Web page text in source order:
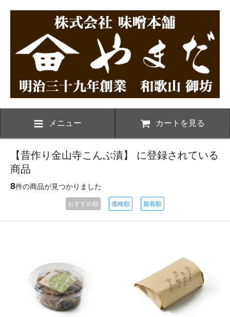
メニュー カートを見る
【昔作り金山寺こんぶ漬】 に登録されている
商品
8件の商品が見つかりました
おすすめ順 価格順 新着順